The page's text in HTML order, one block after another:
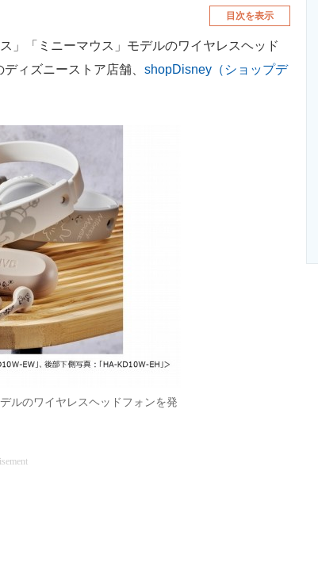
目次を表示
「ミニーマウス」モデルのワイヤレスヘッド
ィズニーストア店舗、 shopDisney（ショップデ
ルのワイヤレスヘッドフォンを発